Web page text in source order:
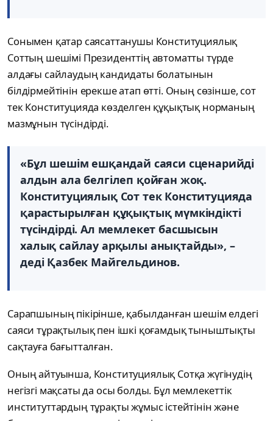
Сонымен қатар саясаттанушы Конституциялық
Соттың шешімі Президенттің автоматты түрде
алдағы сайлаудың кандидаты болатынын
білдірмейтінін ерекше атап өтті. Оның сөзінше, сот
тек Конституцияда көзделген құқықтық норманың
мазмұнын түсіндірді.
«Бұл шешім ешқандай саяси сценарийді
алдын ала белгілеп қойған жоқ.
Конституциялық Сот тек Конституцияда
қарастырылған құқықтық мүмкіндікті
түсіндірді. Ал мемлекет басшысын
халық сайлау арқылы анықтайды», –
деді Қазбек Майгельдинов.
Сарапшының пікірінше, қабылданған шешім елдегі
саяси тұрақтылық пен ішкі қоғамдық тыныштықты
сақтауға бағытталған.
Оның айтуынша, Конституциялық Сотқа жүгінудің
негізгі мақсаты да осы болды. Бұл мемлекеттік
институттардың тұрақты жұмыс істейтінін және